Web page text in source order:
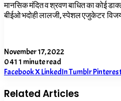
मानसिक मंदित व श्रवण बाधित का कोई
बीईओ भदोही लालजी,स्पेशल एजुकेटर विजय
November 17, 2022
041 1 minute read
FacebookXLinkedInTumblr
Related Articles